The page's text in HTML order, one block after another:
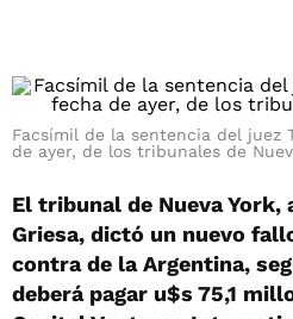
Facsímil de la sentencia del juez
de ayer, de los tribunales de
El tribunal de Nueva York,
Griesa, dictó un nuevo
contra de la Argentina,
deberá pagar u$s 75,1